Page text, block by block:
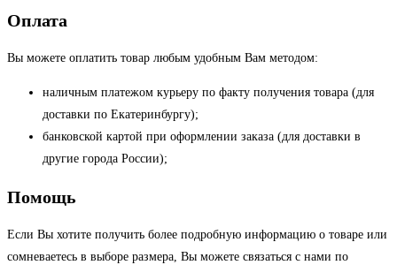
Оплата
Вы можете оплатить товар любым удобным Вам методом:
наличным платежом курьеру по факту получения товара (для
доставки по Екатеринбургу);
банковской картой при оформлении заказа (для доставки в
другие города России);
Помощь
Если Вы хотите получить более подробную информацию о товаре или
сомневаетесь в выборе размера, Вы можете связаться с нами по